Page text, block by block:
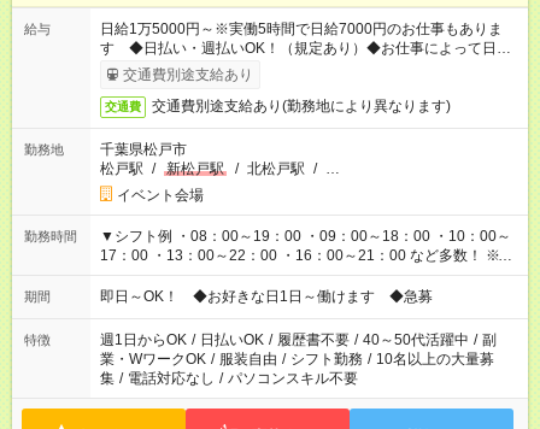
給与
日給1万5000円～※実働5時間で日給7000円のお仕事もありま
す ◆日払い・週払いOK！（規定あり）◆お仕事によって日給も
異なります
交通費別途支給あり
交通費 交通費別途支給あり(勤務地により異なります)
勤務地
千葉県松戸市
松戸駅 / 新松戸駅 / 北松戸駅 / …
イベント会場
勤務時間
▼シフト例 ・08：00～19：00 ・09：00～18：00 ・10：00～
17：00 ・13：00～22：00 ・16：00～21：00 など多数！ ※お
仕事により勤務時間が異なります
期間 即日～OK！ ◆お好きな日1日～働けます ◆急募
特徴 週1日からOK / 日払いOK / 履歴書不要 / 40～50代活躍中 / 副
業・WワークOK / 服装自由 / シフト勤務 / 10名以上の大量募
集 / 電話対応なし / パソコンスキル不要